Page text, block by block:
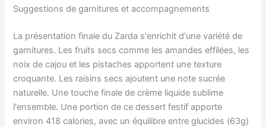
Suggestions de garnitures et accompagnements
La présentation finale du Zarda s'enrichit d'une variété de
garnitures. Les fruits secs comme les amandes effilées, les
noix de cajou et les pistaches apportent une texture
croquante. Les raisins secs ajoutent une note sucrée
naturelle. Une touche finale de crème liquide sublime
l'ensemble. Une portion de ce dessert festif apporte
environ 418 calories, avec un équilibre entre glucides (63g)